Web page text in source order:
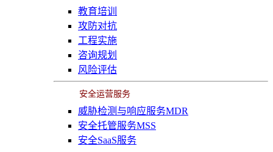
教育培训
攻防对抗
工程实施
咨询规划
风险评估
安全运营服务
威胁检测与响应服务MDR
安全托管服务MSS
安全SaaS服务